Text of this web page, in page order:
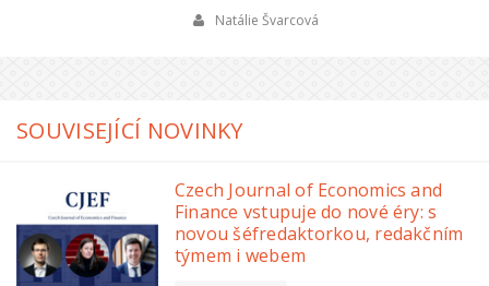
Natálie Švarcová
SOUVISEJÍCÍ NOVINKY
Czech Journal of Economics and
Finance vstupuje do nové éry: s
novou šéfredaktorkou, redakčním
týmem i webem